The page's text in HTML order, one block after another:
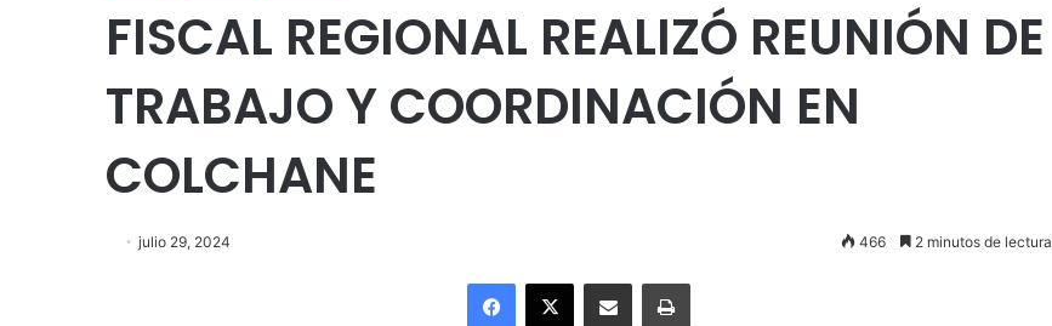
FISCAL REGIONAL REALIZÓ REUNIÓN DE
TRABAJO Y COORDINACIÓN EN
COLCHANE
julio 29, 2024 466 2 minutos de lectura
Facebook
X Enviar vía email Imprimir